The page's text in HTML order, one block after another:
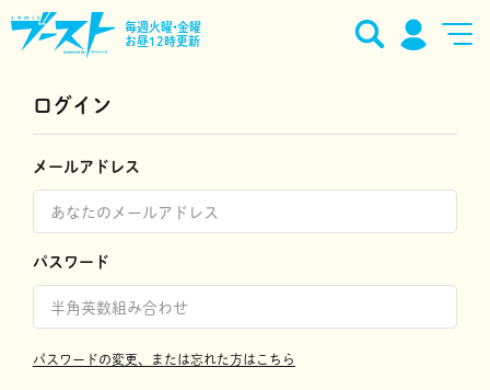
毎週火曜•金曜
お昼12時更新
ログイン
メールアドレス
パスワード
パスワードの変更、または忘れた方はこちら